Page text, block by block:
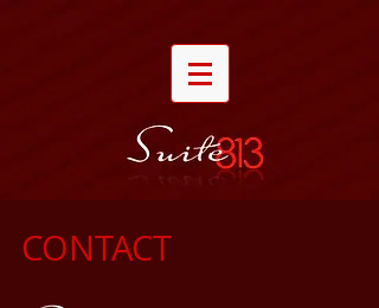
CONTACT